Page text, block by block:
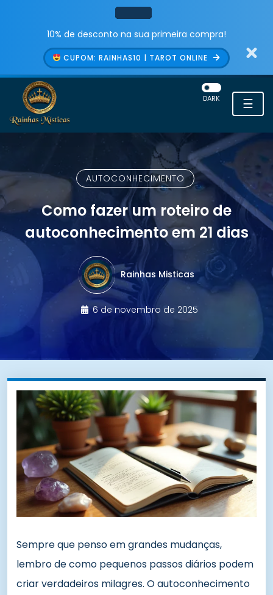
10% de desconto na sua primeira compra!
CUPOM: RAINHAS10 | TAROT ONLINE
☰
DARK
AUTOCONHECIMENTO
Como fazer um roteiro de
autoconhecimento em 21 dias
Rainhas Misticas
6 de novembro de 2025
Sempre que penso em grandes mudanças,
lembro de como pequenos passos diários podem
criar verdadeiros milagres. O autoconhecimento